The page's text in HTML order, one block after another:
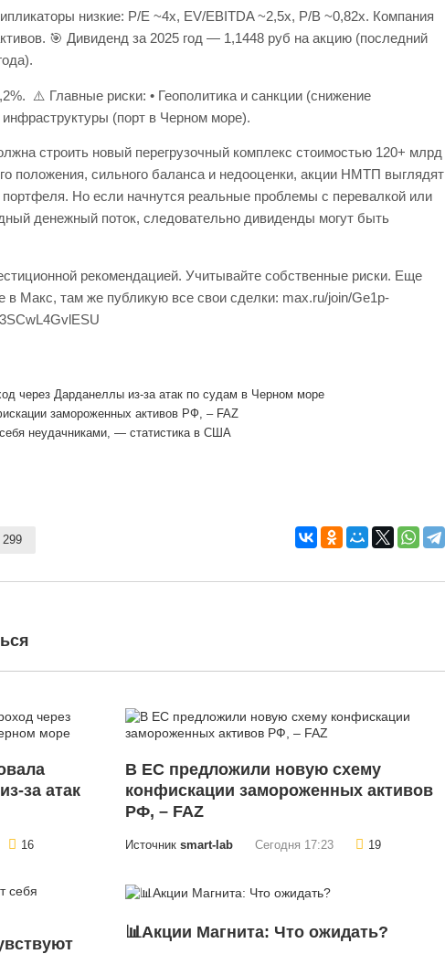
низкие: P/E ~4x, EV/EBITDA ~2,5x, P/B ~0,82x. Компания
🎯 Дивиденд за 2025 год — 1,1448 руб на акцию (последний
⚠️ Главные риски: • Геополитика и санкции (снижение
инфраструктуры (порт в Черном море).
строить новый перегрузочный комплекс стоимостью 120+ млрд
положения, сильного баланса и недооценки, акции НМТП выглядят
портфеля. Но если начнутся реальные проблемы с перевалкой или
денежный поток, следовательно дивиденды могут быть
рекомендацией. Учитывайте собственные риски. Еще
Макс, там же публикую все свои сделки: max.ru/join/Ge1p-
через Дарданеллы из-за атак по судам в Черном море
замороженных активов РФ, – FAZ
неудачниками, — статистика в США
299
за атак
16
В ЕС предложили новую схему
конфискации замороженных активов
РФ, – FAZ
Источник smart-lab Сегодня 17:23 19
📊Акции Магнита: Что ожидать?